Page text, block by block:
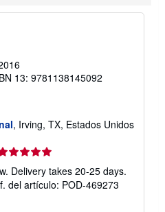
13: 9781138145092
, Irving, TX, Estados Unidos
Delivery takes 20-25 days.
del artículo: POD-469273